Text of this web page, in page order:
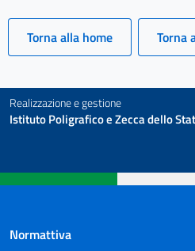
Torna alla home Torna
Realizzazione e gestione
Istituto Poligrafico e Zecca dello
Normattiva